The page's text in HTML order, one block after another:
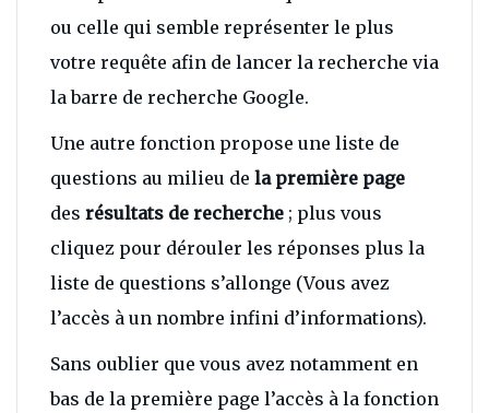
ou celle qui semble représenter le plus
votre requête afin de lancer la recherche via
la barre de recherche Google.
Une autre fonction propose une liste de
questions au milieu de la première page
des résultats de recherche ; plus vous
cliquez pour dérouler les réponses plus la
liste de questions s’allonge (Vous avez
l’accès à un nombre infini d’informations).
Sans oublier que vous avez notamment en
bas de la première page l’accès à la fonction